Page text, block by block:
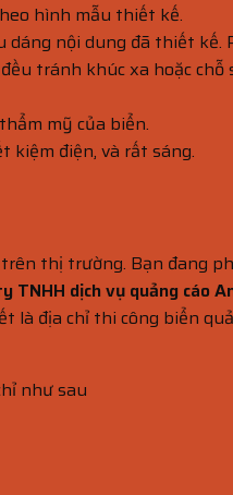
hình mẫu thiết kế.
nội dung đã thiết kế.
tránh khúc xa hoặc
mỹ của biển.
kiệm điện, và rất sáng.
thị trường. Bạn đang
TNHH dịch vụ quảng cáo
là địa chỉ thi công biển
như sau